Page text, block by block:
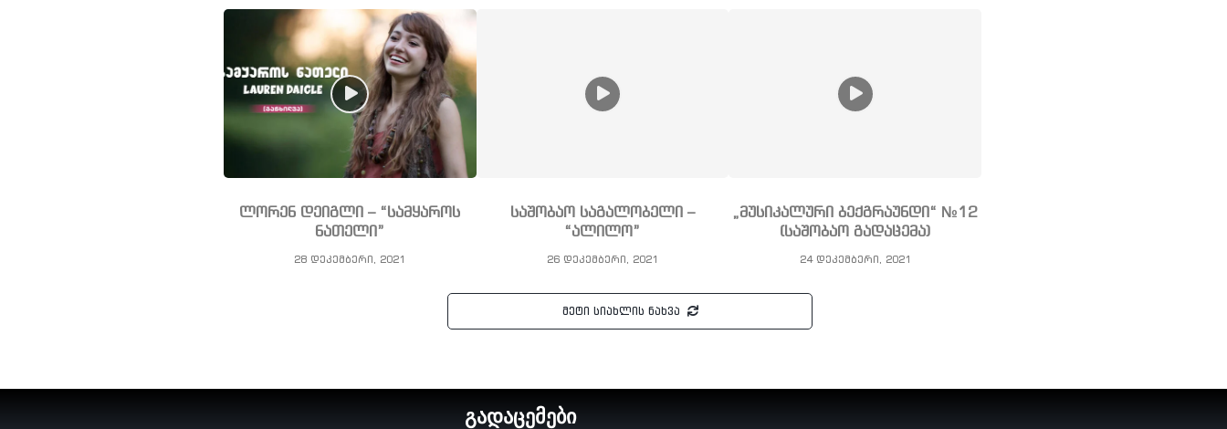
ლორენ დეიგლი – “სამყაროს
ნათელი”
28 დეკემბერი, 2021
საშობაო საგალობელი –
“ალილო”
26 დეკემბერი, 2021
„მუსიკალური ბექგრაუნდი“ №12
(საშობაო გადაცემა)
24 დეკემბერი, 2021
მეტი სიახლის ნახვა
გადაცემები